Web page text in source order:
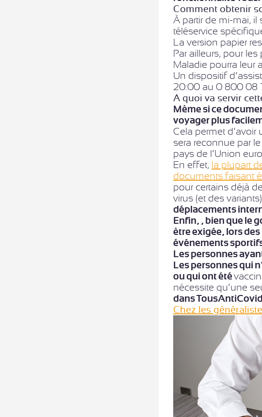
Comment obtenir
À partir de mi-mai,
téléservice
La version papier
Par ailleurs, pour
Maladie pourra leur
Un dispositif
20:00 au 0 800 08
A quoi va servir
Même si ce
voyager plus
Cela permet
sera reconnue par
pays de l’Union
En effet, la plupart
documents faisant
pour certains déjà
virus (et des
déplacements
Enfin, , bien que le
être exigée, lors
événements
Les personnes
Les personnes qui
ou qui ont été
nécessite qu’une
dans
Chez les